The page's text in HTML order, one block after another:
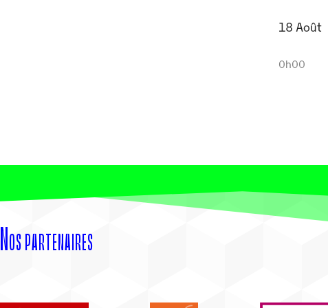
18 Août
0h00
Nos partenaires